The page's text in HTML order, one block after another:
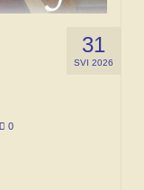
31
SVI 2026
0